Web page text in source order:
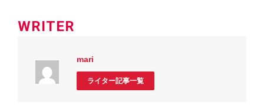
WRITER
mari
ライター記事一覧